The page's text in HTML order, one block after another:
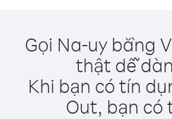
Gọi Na-uy bằng
thật dễ
Khi bạn có tín
Out, bạn có